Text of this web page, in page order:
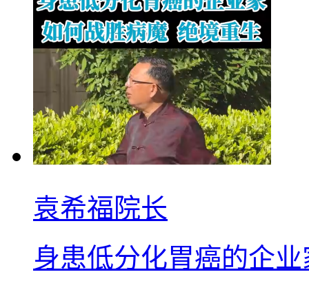
袁希福院长
身患低分化胃癌的企